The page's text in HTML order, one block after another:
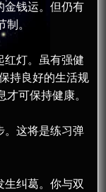
钱运。但仍有
制。
灯。虽有强健
持良好的生活规
才可保持健康。
这将是练习弹
纠葛。你与双